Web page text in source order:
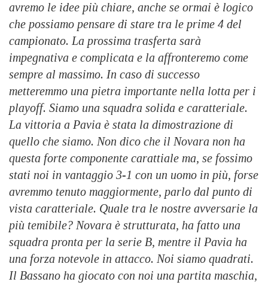
avremo le idee più chiare, anche se ormai è logico
che possiamo pensare di stare tra le prime 4 del
campionato. La prossima trasferta sarà
impegnativa e complicata e la affronteremo come
sempre al massimo. In caso di successo
metteremmo una pietra importante nella lotta per i
playoff. Siamo una squadra solida e caratteriale.
La vittoria a Pavia è stata la dimostrazione di
quello che siamo. Non dico che il Novara non ha
questa forte componente carattiale ma, se fossimo
stati noi in vantaggio 3-1 con un uomo in più, forse
avremmo tenuto maggiormente, parlo dal punto di
vista caratteriale. Quale tra le nostre avversarie la
più temibile? Novara è strutturata, ha fatto una
squadra pronta per la serie B, mentre il Pavia ha
una forza notevole in attacco. Noi siamo quadrati.
Il Bassano ha giocato con noi una partita maschia,